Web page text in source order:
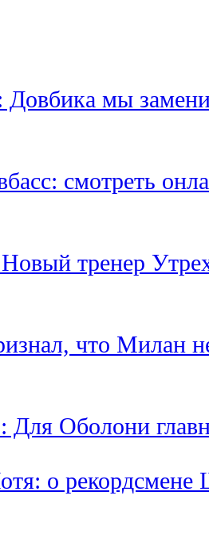
Довбика мы
смотреть
тренер
что Милан
Для Оболони
о рекордсмене